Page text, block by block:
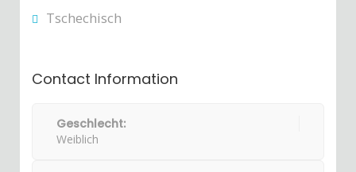
Tschechisch
Contact Information
Geschlecht:
Weiblich